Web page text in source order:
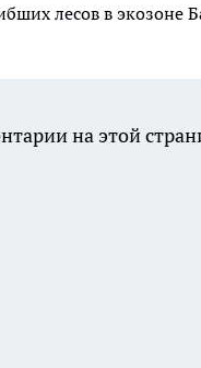
лесов в экозоне
на этой